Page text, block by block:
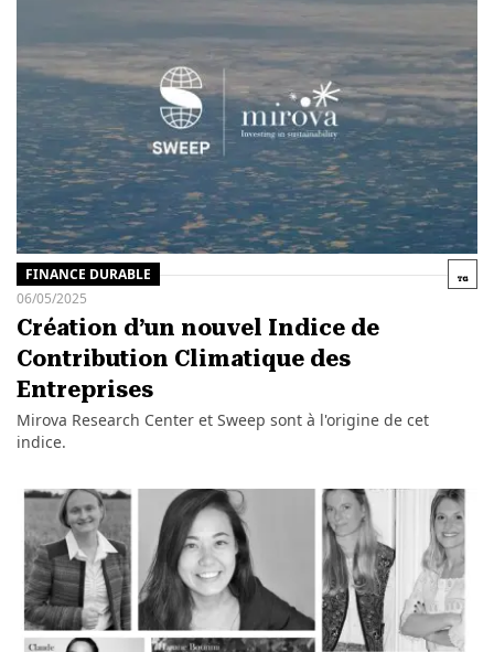
FINANCE DURABLE
06/05/2025
Création d’un nouvel Indice de
Contribution Climatique des
Entreprises
Mirova Research Center et Sweep sont à l'origine de cet
indice.